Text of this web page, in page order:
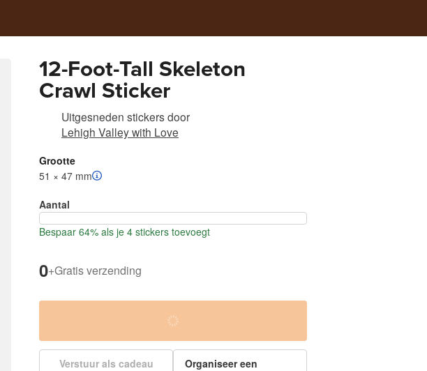
12-Foot-Tall Skeleton
Crawl Sticker
Uitgesneden stickersdoor
Lehigh Valley with Love
Grootte
51 × 47 mm
Aantal
Bespaar 64% als je 4 stickers toevoegt
0+Gratis verzending
Verstuur als cadeau
Organiseer een